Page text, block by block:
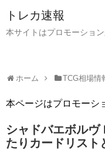
トレカ速報
本サイトはプロモーショ
ホーム TCG相場情
本ページはプロモーシ
シャドバエボルヴ
たりカードリスト